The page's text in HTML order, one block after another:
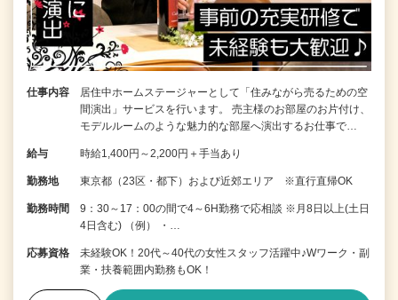
仕事内容
居住中ホームステージャーとして「住みながら売るための空
間演出」サービスを行います。 売主様のお部屋のお片付け、
モデルルームのような魅力的な部屋へ演出するお仕事で…
給与 時給1,400円～2,200円＋手当あり
勤務地 東京都（23区・都下）および近郊エリア ※直行直帰OK
勤務時間
9：30～17：00の間で4～6H勤務で応相談 ※月8日以上(土日
4日含む) （例） ・…
応募資格
未経験OK！20代～40代の女性スタッフ活躍中♪Wワーク・副
業・扶養範囲内勤務もOK！